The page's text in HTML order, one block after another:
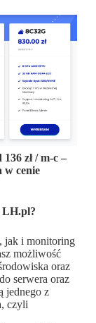
zł / m-c –
w cenie
LH.pl?
jak i monitoring
możliwość
oraz
serwera oraz
jednego z
czyli